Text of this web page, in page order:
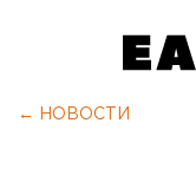
← НОВОСТИ